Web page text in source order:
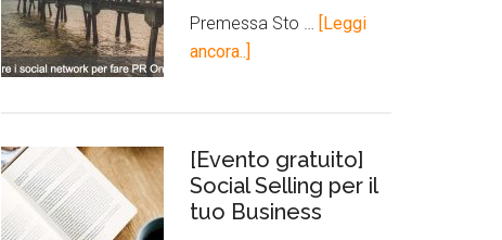
Premessa Sto …
[Leggi
ancora..]
[Evento gratuito]
Social Selling per il
tuo Business